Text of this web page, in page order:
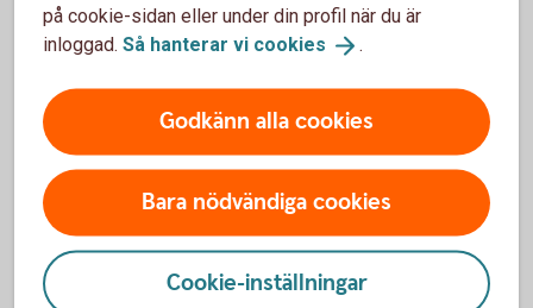
uppdaterad om status.
PGP-nyckel
PGP-nyckel
Key ID:
98123425
Fingerprint:
6D10 38EF FFF3 F5F2 22D0 A77E F639 0609
9812 3425
på cookie-sidan eller under din profil när du är
inloggad. Så hanterar vi cookies .
Godkänn alla cookies
Bara nödvändiga cookies
Cookie-inställningar